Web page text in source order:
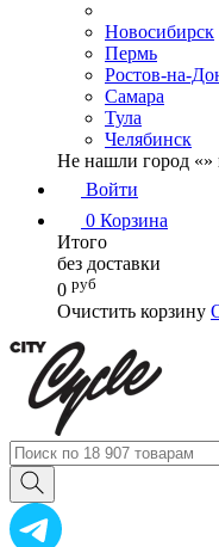
Новосибирск
Пермь
Ростов-на-
Самара
Тула
Челябинск
Не нашли город «»
Войти
0 Корзина
Итого
без доставки
0 руб
Очистить корзину